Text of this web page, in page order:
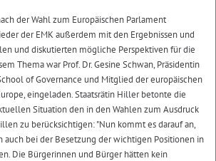
der Wahl zum Europäischen Parlament
der EMK außerdem mit den Ergebnissen und
und diskutierten mögliche Perspektiven für die
Thema war Prof. Dr. Gesine Schwan, Präsidentin
of Governance und Mitglied der europäischen
eingeladen. Staatsrätin Hiller betonte die
Situation den in den Wahlen zum Ausdruck
zu berücksichtigen: "Nun kommt es darauf an,
auch bei der Besetzung der wichtigen Positionen in
Die Bürgerinnen und Bürger hätten kein